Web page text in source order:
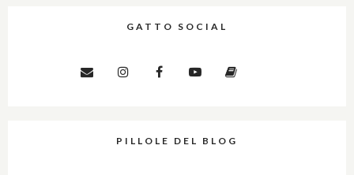
GATTO SOCIAL
PILLOLE DEL BLOG